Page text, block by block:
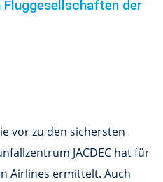
Fluggesellschaften der
vor zu den sichersten
JACDEC hat für
Airlines ermittelt. Auch